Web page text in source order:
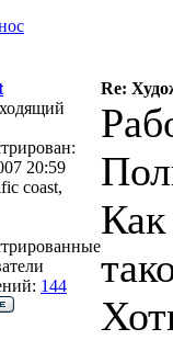
Re:
20:59
coast,
144